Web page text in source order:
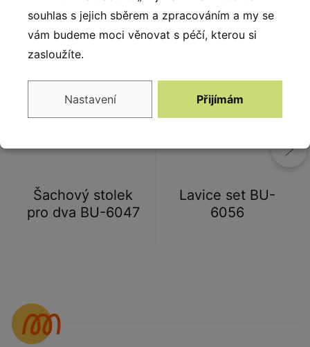
Alternativy
Šachový stolek
pro dva BU-6047
Lavice set BU-
6056
souhlas s jejich sběrem a zpracováním a my se
vám budeme moci věnovat s péčí, kterou si
zasloužíte.
Nastavení Přijímám